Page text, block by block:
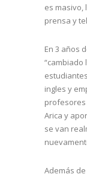
es masivo,
prensa y
En 3 años
“cambiado
ingles y
profesores
Arica y
se van
Además